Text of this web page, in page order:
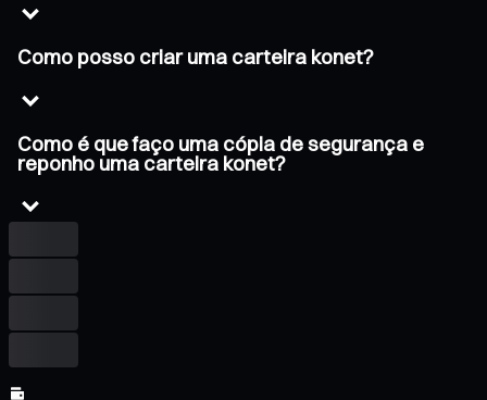
Como posso criar uma carteira konet?
Como é que faço uma cópia de segurança e
reponho uma carteira konet?